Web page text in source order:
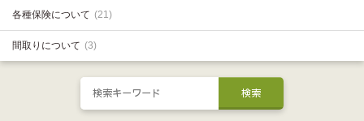
各種保険について (21)
間取りについて (3)